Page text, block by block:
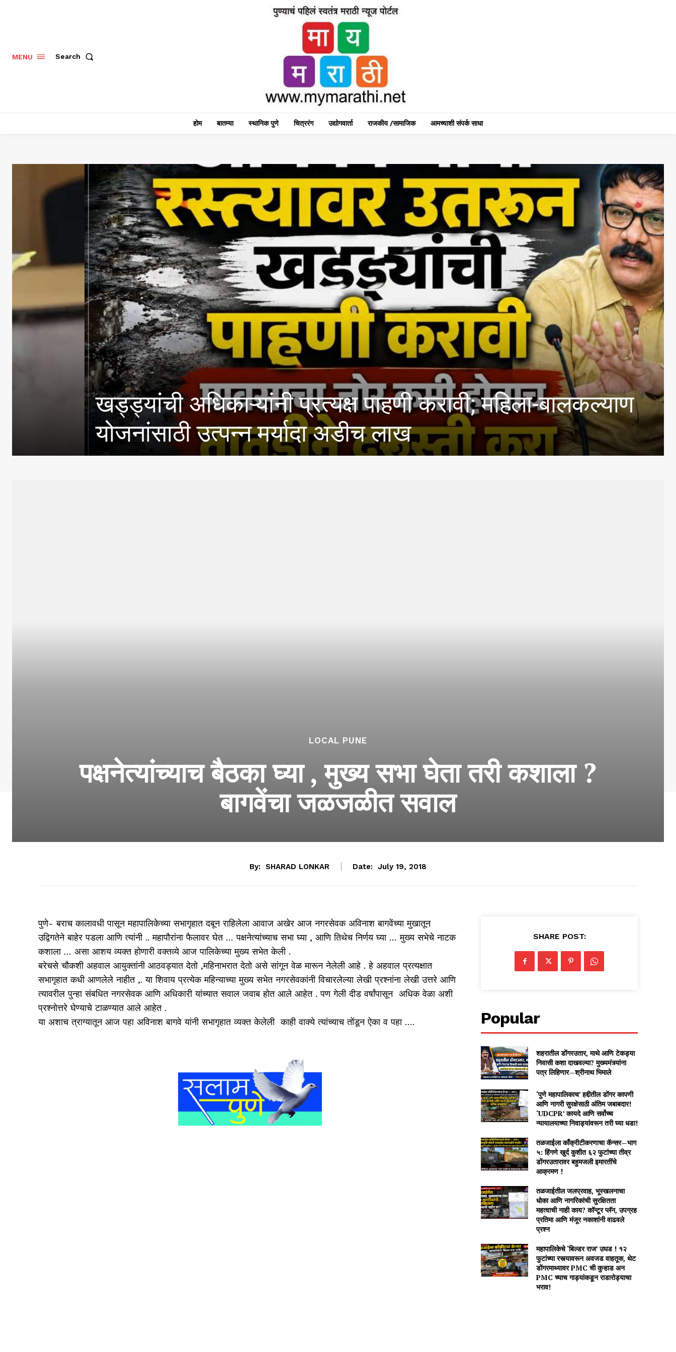
MENU Search
होम बातम्या स्थानिक पुणे चित्ररंग उद्योगवार्ता राजकीय /सामाजिक आमच्याशी संपर्क साधा
खड्ड्यांची अधिकाऱ्यांनी प्रत्यक्ष पाहणी करावी; महिला-बालकल्याण
योजनांसाठी उत्पन्न मर्यादा अडीच लाख
LOCAL PUNE
पक्षनेत्यांच्याच बैठका घ्या , मुख्य सभा घेता तरी कशाला ?
बागवेंचा जळजळीत सवाल
By: SHARAD LONKAR Date: July 19, 2018
पुणे- बराच कालावधी पासून महापालिकेच्या सभागृहात दबून राहिलेला आवाज अखेर आज नगरसेवक अविनाश बागवेंच्या मुखातून
उद्विगतेने बाहेर पडला आणि त्यांनी .. महापौरांना फैलावर घेत … पक्षनेत्यांच्याच सभा घ्या , आणि तिथेच निर्णय घ्या … मुख्य सभेचे नाटक
कशाला … असा आशय व्यक्त होणारी वक्तव्ये आज पालिकेच्या मुख्य सभेत केली .
बरेचसे चौकशी अहवाल आयुक्तांनी आठवड्यात देतो ,महिनाभरात देतो असे सांगून वेळ मारून नेलेली आहे . हे अहवाल प्रत्यक्षात
सभागृहात कधी आणलेले नाहीत ,. या शिवाय प्रत्येक महिन्याच्या मुख्य सभेत नगरसेवकांनी विचारलेल्या लेखी प्रश्नांना लेखी उत्तरे आणि
त्यावरील पुन्हा संबधित नगरसेवक आणि अधिकारी यांच्यात सवाल जवाब होत आले आहेत . पण गेली दीड वर्षांपासून अधिक वेळा अशी
प्रश्नोत्तरे घेण्याचे टाळण्यात आले आहेत .
या अशाच त्राग्यातून आज पहा अविनाश बागवे यांनी सभागृहात व्यक्त केलेली काही वाक्ये त्यांच्याच तोंडून ऐका व पहा ….
SHARE POST:
Popular
शहरातील डोंगरउतार, माथे आणि टेकड्या
निवासी कशा दाखवल्या? मुख्यमंत्र्यांना
पत्र लिहिणार—श्रीनाथ भिमाले
‘पुणे महापालिकाच’ हद्दीतील डोंगर कापणी
आणि नागरी सुरक्षेसाठी अंतिम जबाबदार!
‘UDCPR’ कायदे आणि सर्वोच्च
न्यायालयाच्या निवाड्यांवरून तरी घ्या धडा!
तळजाईला काँक्रीटीकरणाचा कॅन्सर—भाग
५: हिंगणे खुर्द कुशीत ६२ फुटांच्या तीव्र
डोंगरउतारावर बहुमजली इमारतींचे
आक्रमण !
तळजाईतील जलप्रवाह, भूस्खलनाचा
धोका आणि नागरिकांची सुरक्षितता
महत्वाची नाही काय? कॉन्टूर प्लॅन, उपग्रह
प्रतिमा आणि मंजूर नकाशांनी वाढवले
प्रश्न
महापालिकेचे ‘बिल्डर राज’ उघड ! १२
फुटांच्या रस्त्यावरून अवजड वाहतूक, थेट
डोंगरमाथ्यावर PMC ची कुऱ्हाड अन
PMC च्याच गाड्यांकडून राडारोड्याचा
भराव!